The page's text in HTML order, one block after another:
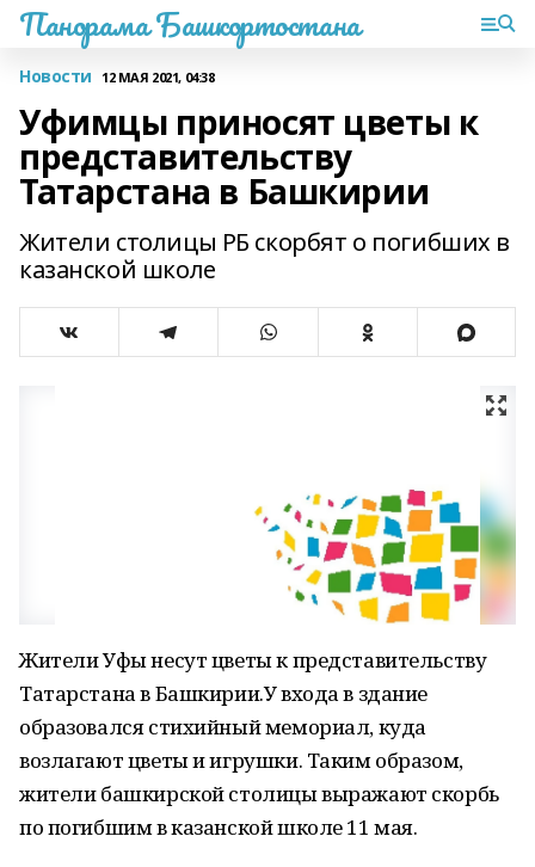
Панорама Башкортостана
Новости 12 МАЯ 2021, 04:38
Уфимцы приносят цветы к
представительству
Татарстана в Башкирии
Жители столицы РБ скорбят о погибших в
казанской школе
Жители Уфы несут цветы к представительству
Татарстана в Башкирии.У входа в здание
образовался стихийный мемориал, куда
возлагают цветы и игрушки. Таким образом,
жители башкирской столицы выражают скорбь
по погибшим в казанской школе 11 мая.